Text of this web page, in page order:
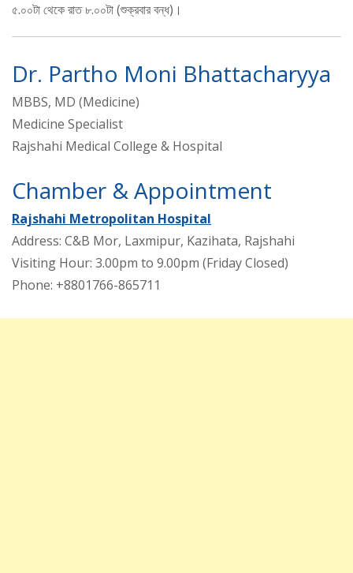
৫.০০টা থেকে রাত ৮.০০টা (শুক্রবার বন্ধ)।
Dr. Partho Moni Bhattacharyya
MBBS, MD (Medicine)
Medicine Specialist
Rajshahi Medical College & Hospital
Chamber & Appointment
Rajshahi Metropolitan Hospital
Address: C&B Mor, Laxmipur, Kazihata, Rajshahi
Visiting Hour: 3.00pm to 9.00pm (Friday Closed)
Phone: +8801766-865711